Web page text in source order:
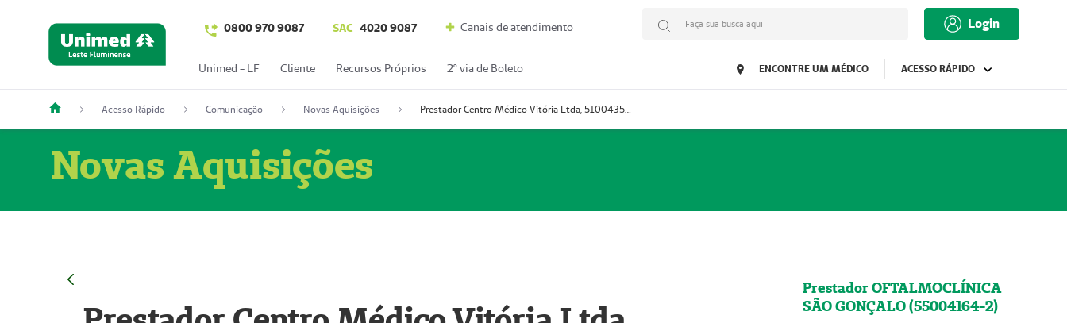
0800 970 9087 SAC 4020 9087 Canais de atendimento Faça sua busca aqui Login
Unimed - LF Cliente Recursos Próprios 2º via de Boleto ENCONTRE UM MÉDICO ACESSO RÁPIDO
Acesso Rápido Comunicação Novas Aquisições Prestador Centro Médico Vitória Ltda, 51004350-4: Centro Médico Vitória Ltda (Nome Fantasia: Policlínica Master)
Novas Aquisições
Prestador OFTALMOCLÍNICA
SÃO GONÇALO (55004164-2)